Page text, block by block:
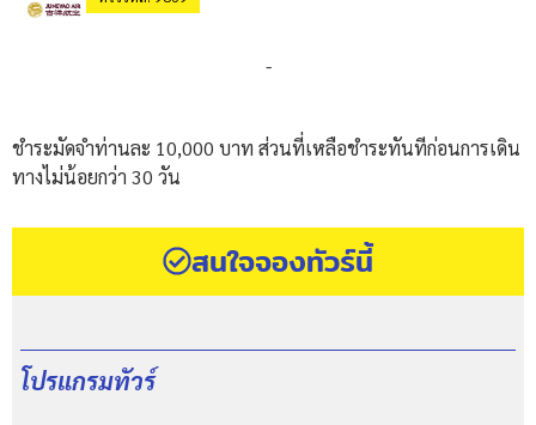
-
ชำระมัดจำท่านละ 10,000 บาท ส่วนที่เหลือชำระทันทีก่อนการเดิน
ทางไม่น้อยกว่า 30 วัน
สนใจจองทัวร์นี้
โปรแกรมทัวร์